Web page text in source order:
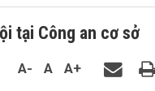
tại Công an cơ sở
A- A A+